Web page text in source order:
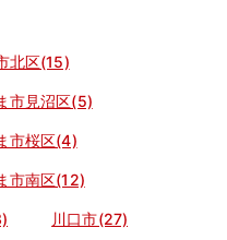
北区(15)
市見沼区(5)
市桜区(4)
市南区(12)
川口市(27)